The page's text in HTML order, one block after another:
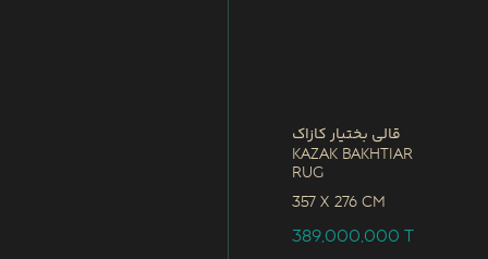
قالی بختیار کازاک
Kazak Bakhtiar
Rug
357 x 276 CM
389,000,000T